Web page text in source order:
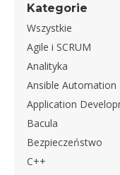
Kategorie
Wszystkie
Agile i SCRUM
Analityka
Ansible Automation
Application
Bacula
Bezpieczeństwo
C++